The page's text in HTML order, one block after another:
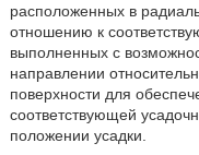
расположенных в
отношению к
выполненных с
направлении
поверхности для
соответствующей
положении усадки.